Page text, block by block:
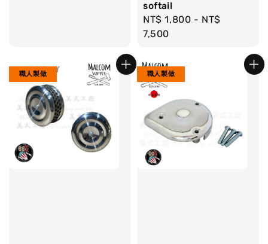
softail
Regular
price
NT$ 1,800 - NT$
7,500
職人製做 職人製做